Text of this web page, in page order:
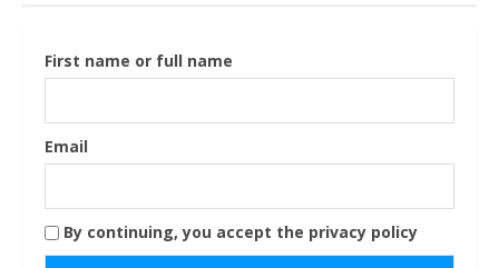
First name or full name
Email
By continuing, you accept the privacy policy